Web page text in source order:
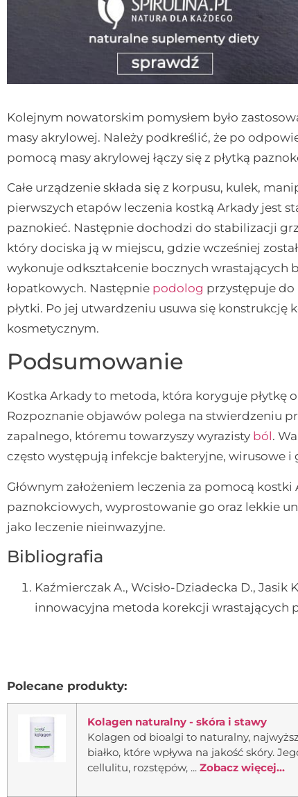
Kolejnym nowatorskim pomysłem było
masy akrylowej. Należy podkreślić, że po
pomocą masy akrylowej łączy się z płytką
Całe urządzenie składa się z korpusu, kulek,
pierwszych etapów leczenia kostką Arkady jest
paznokieć. Następnie dochodzi do stabilizacji
który dociska ją w miejscu, gdzie wcześniej
wykonuje odkształcenie bocznych
łopatkowych. Następnie podolog przystępuje do
płytki. Po jej utwardzeniu usuwa się
kosmetycznym.
Podsumowanie
Kostka Arkady to metoda, która koryguje
Rozpoznanie objawów polega na stwierdzeniu
zapalnego, któremu towarzyszy wyrazisty ból.
często występują infekcje bakteryjne, wirusowe i
Głównym założeniem leczenia za pomocą
paznokciowych, wyprostowanie go oraz lekkie
jako leczenie nieinwazyjne.
Bibliografia
Kaźmierczak A., Wcisło-Dziadecka D.,
innowacyjna metoda korekcji wrastających
Polecane produkty:
Kolagen naturalny - skóra i stawy
Kolagen od bioalgi to naturalny,
białko, które wpływa na jakość skóry.
cellulitu, rozstępów, ... Zobacz więcej...